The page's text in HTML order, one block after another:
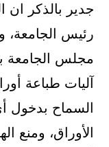
جدير بالذكر
رئيس الجامعة،
مجلس الجامعة
آليات طباعة
السماح بدخول
الأوراق، ومنع